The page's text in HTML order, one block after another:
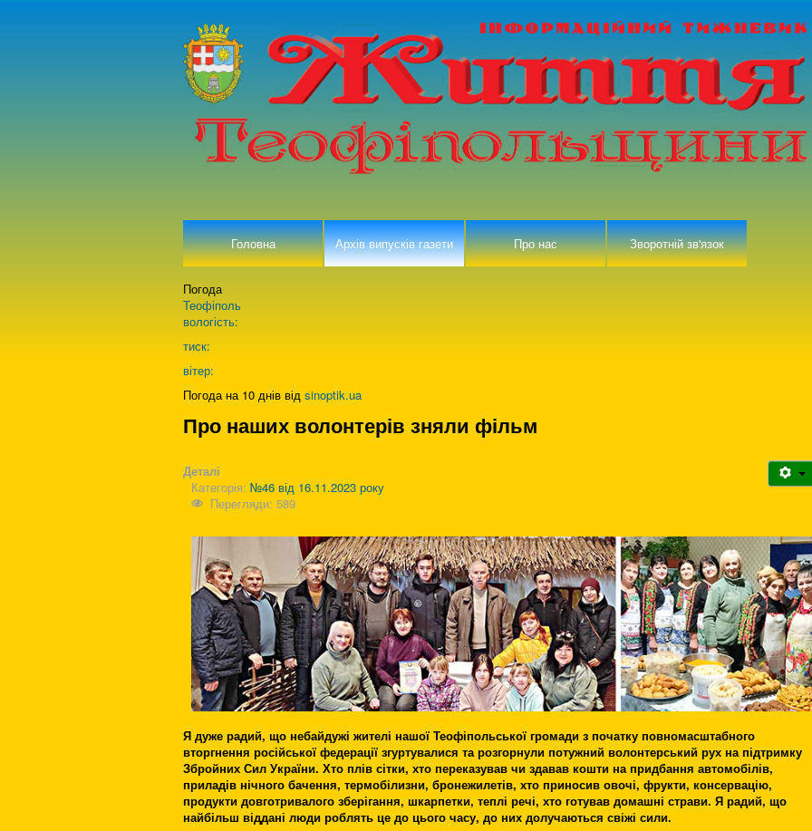
Головна Архів випусків газети Про нас Зворотній зв'язок
Погода
Теофіполь
вологість:
тиск:
вітер:
Погода на 10 днів від sinoptik.ua
Про наших волонтерів зняли фільм
Деталі
Категорія: №46 від 16.11.2023 року
Перегляди: 589
Я дуже радий, що небайдужі жителі нашої Теофіпольської громади з початку повномасштабного
вторгнення російської федерації згуртувалися та розгорнули потужний волонтерський рух на підтримку
Збройних Сил України. Хто плів сітки, хто переказував чи здавав кошти на придбання автомобілів,
приладів нічного бачення, термобілизни, бронежилетів, хто приносив овочі, фрукти, консервацію,
продукти довготривалого зберігання, шкарпетки, теплі речі, хто готував домашні страви. Я радий, що
найбільш віддані люди роблять це до цього часу, до них долучаються свіжі сили.